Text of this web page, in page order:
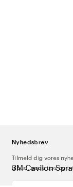
3M Cavilon
Nyhedsbrev
Tilmeld dig vores
tilbud, gode tips og
Indtast din e-